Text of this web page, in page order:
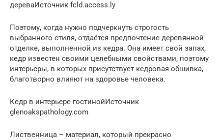
дереваИсточник fcld.access.ly
Поэтому, когда нужно подчеркнуть строгость
выбранного стиля, отдаётся предпочтение деревянной
отделке, выполненной из кедра. Она имеет свой запах,
кедр известен своими целебными свойствами, поэтому
интерьеры, в которых присутствует кедровая обшивка,
благотворно влияют на здоровье человека.
Кедр в интерьере гостинойИсточник
glenoakspathology.com
Лиственница – материал, который прекрасно